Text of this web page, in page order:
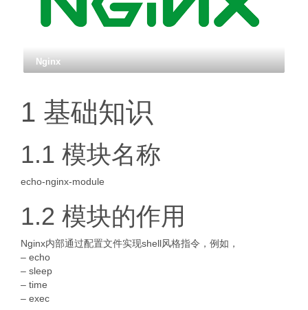
Nginx
1 基础知识
1.1 模块名称
echo-nginx-module
1.2 模块的作用
Nginx内部通过配置文件实现shell风格指令，例如，
– echo
– sleep
– time
– exec